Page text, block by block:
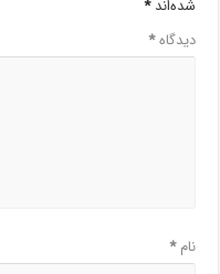
شده‌اند*
دیدگاه*
نام*